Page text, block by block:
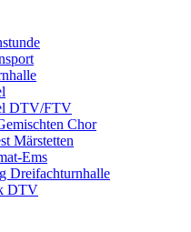
DTV/FTV
Chor
Märstetten
Ems
Dreifachturnhalle
DTV